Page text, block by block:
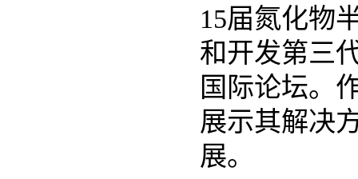
15届氮化物
和开发第三
国际论坛。
展示其解决
展。